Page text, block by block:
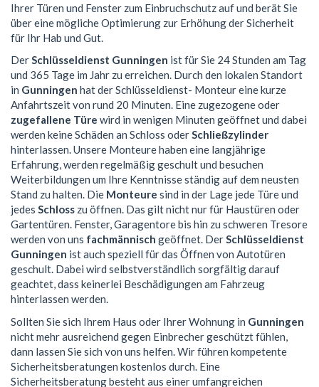
Ihrer Türen und Fenster zum Einbruchschutz auf und berät Sie
über eine mögliche Optimierung zur Erhöhung der Sicherheit
für Ihr Hab und Gut.
DerSchlüsseldienst Gunningen ist für Sie 24 Stunden am Tag
und 365 Tage im Jahr zu erreichen. Durch den lokalen Standort
in Gunningen hat der Schlüsseldienst- Monteur eine kurze
Anfahrtszeit von rund 20 Minuten. Eine zugezogene oder
zugefallene Türe wird in wenigen Minuten geöffnet und dabei
werden keine Schäden an Schloss oderSchließzylinder
hinterlassen. Unsere Monteure haben eine langjährige
Erfahrung, werden regelmäßig geschult und besuchen
Weiterbildungen um Ihre Kenntnisse ständig auf dem neusten
Stand zu halten. Die Monteure sind in der Lage jede Türe und
jedes Schloss zu öffnen. Das gilt nicht nur für Haustüren oder
Gartentüren. Fenster, Garagentore bis hin zu schweren Tresore
werden von uns fachmännisch geöffnet. DerSchlüsseldienst
Gunningen ist auch speziell für das Öffnen von Autotüren
geschult. Dabei wird selbstverständlich sorgfältig darauf
geachtet, dass keinerlei Beschädigungen am Fahrzeug
hinterlassen werden.
Sollten Sie sich Ihrem Haus oder Ihrer Wohnung in Gunningen
nicht mehr ausreichend gegen Einbrecher geschützt fühlen,
dann lassen Sie sich von uns helfen. Wir führen kompetente
Sicherheitsberatungen kostenlos durch. Eine
Sicherheitsberatung besteht aus einer umfangreichen